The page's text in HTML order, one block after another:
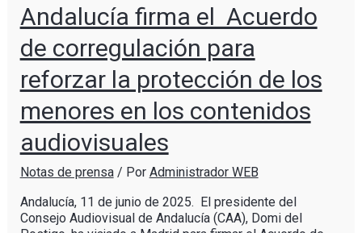
Andalucía firma el Acuerdo
de corregulación para
reforzar la protección de los
menores en los contenidos
audiovisuales
Notas de prensa/ Por Administrador WEB
Andalucía, 11 de junio de 2025. El presidente del
Consejo Audiovisual de Andalucía (CAA), Domi del